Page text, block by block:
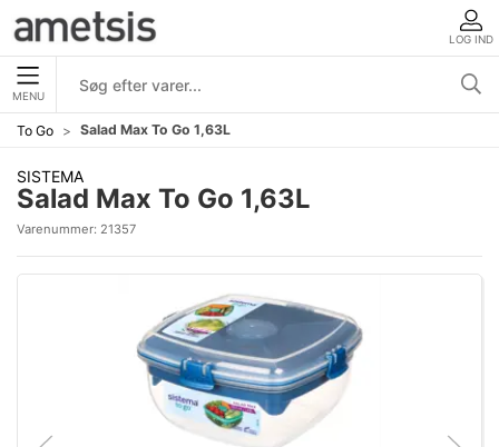
LOG IND
MENU
To Go Salad Max To Go 1,63L
SISTEMA
Salad Max To Go 1,63L
Varenummer: 21357